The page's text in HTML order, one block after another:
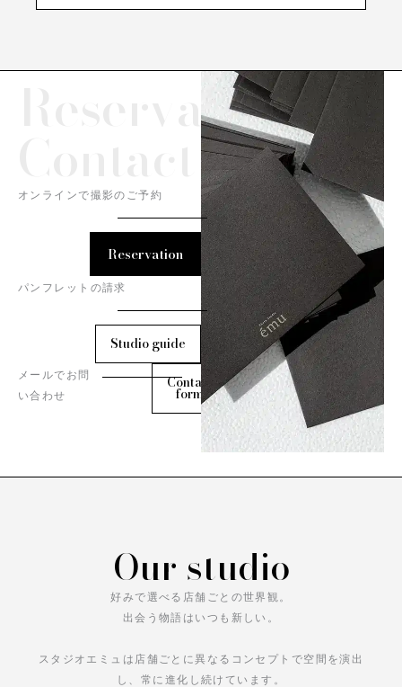
Reservation/
オンラインで撮影のご予約
Reservation
パンフレットの請求
Studio guide
メールでお問
い合わせ
Contact
form
Our studio
好みで選べる店舗ごとの世界観。
出会う物語はいつも新しい。
スタジオエミュは店舗ごとに異なるコンセプトで空間を演出
し、常に進化し続けています。